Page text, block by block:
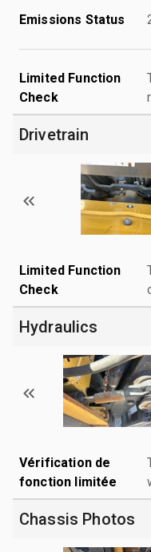
Emissions Status
Limited Function
Check
Drivetrain
Limited Function
Check
Hydraulics
Vérification de
fonction limitée
Chassis Photos